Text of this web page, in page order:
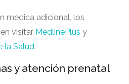
médica adicional, los
visitar MedlinePlus y
la Salud.
y atención prenatal